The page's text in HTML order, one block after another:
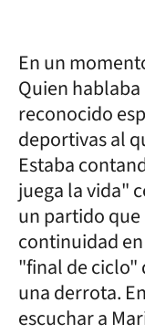
En un
Quien
reconocido
deportivas al
Estaba
juega la vida"
un partido
continuidad
"final de ciclo"
una derrota.
escuchar a